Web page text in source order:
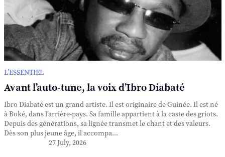
L’ESSENTIEL
Avant l’auto-tune, la voix d’Ibro Diabaté
Ibro Diabaté est un grand artiste. Il est originaire de Guinée. Il est né
à Boké, dans l’arrière-pays. Sa famille appartient à la caste des griots.
Depuis des générations, sa lignée transmet le chant et des valeurs.
Dès son plus jeune âge, il accompa...
27 July, 2026